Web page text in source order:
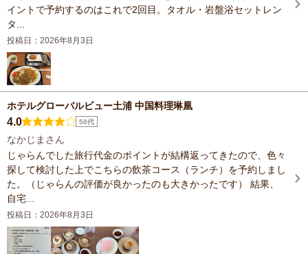
イントで予約するのはこれで2回目。タオル・岩盤浴セットレン
タ...
投稿日：2026年8月3日
ホテルグローバルビュー土浦 中国料理琳凰
4.0 50代
なかじまさん
じゃらんでした旅行代金のポイントが結構返ってきたので、色々
探して検討した上でこちらの飲茶コース（ランチ）を予約しまし
た。（じゃらんの評価が良かったのも大きかったです） 結果、
自宅...
投稿日：2026年8月3日